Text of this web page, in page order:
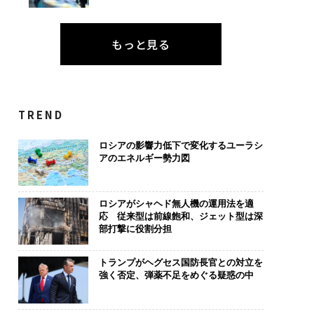
もっと見る
TREND
ロシアの影響力低下で変化するユーラシ
アのエネルギー勢力図
ロシアがシャヘド無人機の運用法を適
応 従来型は前線飽和、ジェット型は深
部打撃に役割分担
トランプがヘグセス国防長官との対立を
強く否定、弾薬不足をめぐる疑惑の中